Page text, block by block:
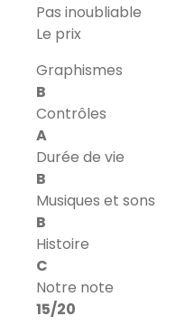
Pas inoubliable
Le prix
Graphismes
B
Contrôles
A
Durée de vie
B
Musiques et sons
B
Histoire
C
Notre note
15/20